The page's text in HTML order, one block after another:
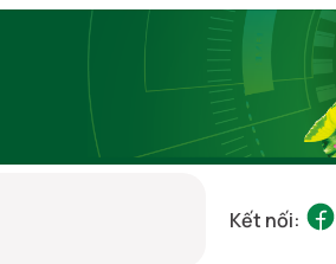
Kết nối: